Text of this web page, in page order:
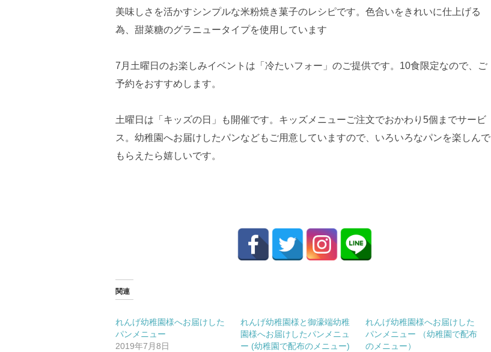
美味しさを活かすシンプルな米粉焼き菓子のレシピです。色合いをきれいに仕上げる
為、甜菜糖のグラニュータイプを使用しています
7月土曜日のお楽しみイベントは「冷たいフォー」のご提供です。10食限定なので、ご
予約をおすすめします。
土曜日は「キッズの日」も開催です。キッズメニューご注文でおかわり5個までサービ
ス。幼稚園へお届けしたパンなどもご用意していますので、いろいろなパンを楽しんで
もらえたら嬉しいです。
関連
れんげ幼稚園様へお届けした
パンメニュー
2019年7月8日
れんげ幼稚園様と御濠端幼稚
園様へお届けしたパンメニュ
ー (幼稚園で配布のメニュー)
れんげ幼稚園様へお届けした
パンメニュー （幼稚園で配布
のメニュー）